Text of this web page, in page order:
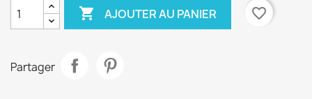
 AJOUTER AU PANIER favorite_border
Partager